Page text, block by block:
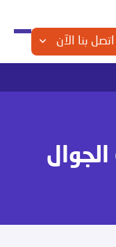
اتصل بنا الآن